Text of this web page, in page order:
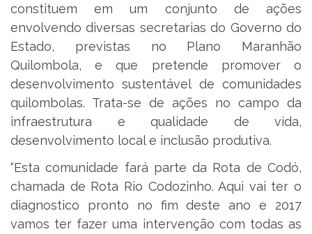
constituem em um conjunto de ações
envolvendo diversas secretarias do Governo do
Estado, previstas no Plano Maranhão
Quilombola, e que pretende promover o
desenvolvimento sustentável de comunidades
quilombolas. Trata-se de ações no campo da
infraestrutura e qualidade de vida,
desenvolvimento local e inclusão produtiva.
“Esta comunidade fará parte da Rota de Codó,
chamada de Rota Rio Codozinho. Aqui vai ter o
diagnostico pronto no fim deste ano e 2017
vamos ter fazer uma intervenção com todas as